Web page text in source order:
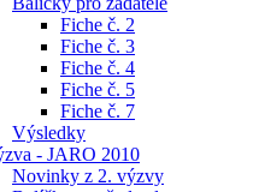
Fiche č. 2
Fiche č. 3
Fiche č. 4
Fiche č. 5
Fiche č. 7
Výsledky
- JARO 2010
Novinky z 2. výzvy